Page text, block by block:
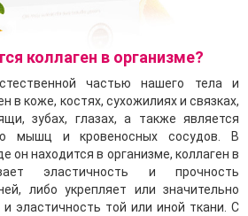
коллаген в организме?
частью нашего тела и
в коже, костях, сухожилиях и связках,
зубах, глазах, а также является
мышц и кровеносных сосудов. В
он находится в организме, коллаген в
эластичность и прочность
либо укрепляет или значительно
эластичность той или иной ткани. С